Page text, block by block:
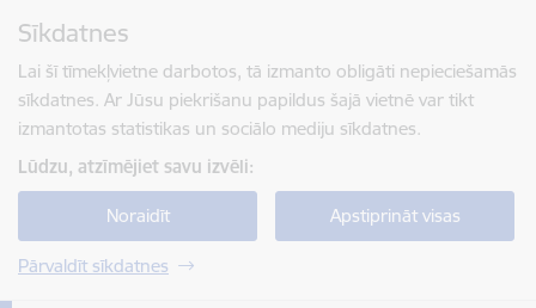
Sīkdatnes
Lai šī tīmekļvietne darbotos, tā izmanto obligāti nepieciešamās
sīkdatnes. Ar Jūsu piekrišanu papildus šajā vietnē var tikt
izmantotas statistikas un sociālo mediju sīkdatnes.
Lūdzu, atzīmējiet savu izvēli:
Noraidīt Apstiprināt visas
Pārvaldīt sīkdatnes